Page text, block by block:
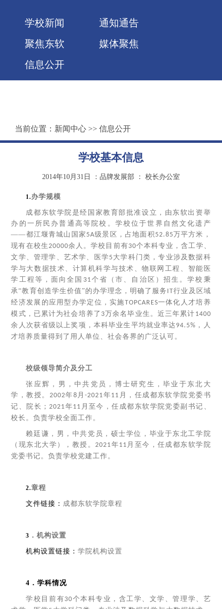
学校新闻
通知通告
聚焦东软
媒体聚焦
信息公开
当前位置： 新闻中心 >> 信息公开
学校基本信息
2014年10月31日 ：品牌发展部 ： 校长办公室
1.办学规模
成都东软学院是经国家教育部批准设立，由东软出资举
办的一所民办普通高等院校。学校位于世界自然文化遗产
——都江堰青城山国家 5A级景区，占地面积 52.85万平方米，
现有在校生20000余人。学校目前有30个本科专业，含工学、
文学、管理学、艺术学、医学5大学科门类，专业涉及数据科
学与大数据技术、计算机科学与技术、物联网工程、智能医
学工程等，面向全国 31个省（市、自治区）招生。学校秉
承“教育创造学生价值”的办学理念，明确了服务 IT行业及区域
经济发展的应用型办学定位，实施TOPCARES一体化人才培养
模式，已累计为社会培养了 3万余名毕业生。近三年累计 1400
余人次获省级以上奖项，本科毕业生平均就业率达 94.5% ，人
才培养质量得到了用人单位、社会各界的广泛认可。
校级领导简介及分工
张应辉，男，中共党员，博士研究生，毕业于东北大
学，教授。 2002年8 月-2021年11 月，任成都东软学院党委书
记、院长；2021年11 月至今，任成都东软学院党委副书记、
校长。负责学校全面工作。
赖廷谦，男，中共党员，硕士学位，毕业于东北工学院
（现东北大学），教授。2021年11 月至今，任成都东软学院
党委书记。负责学校党建工作。
2.章程
文件链接： 成都东软学院章程
3 ．机构设置
机构设置链接：学院机构设置
4．学科情况
学校目前有30个本科专业，含工学、文学、管理学、艺